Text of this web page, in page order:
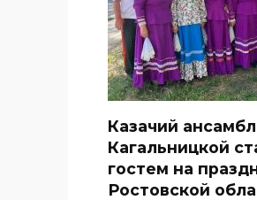
Казачий
Кагальницкой
гостем на
Ростовской